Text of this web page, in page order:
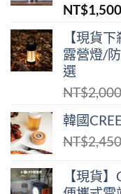
NT$1,500
【現貨
露營燈/
選
NT$2,000
韓國
NT$2,450
【現貨